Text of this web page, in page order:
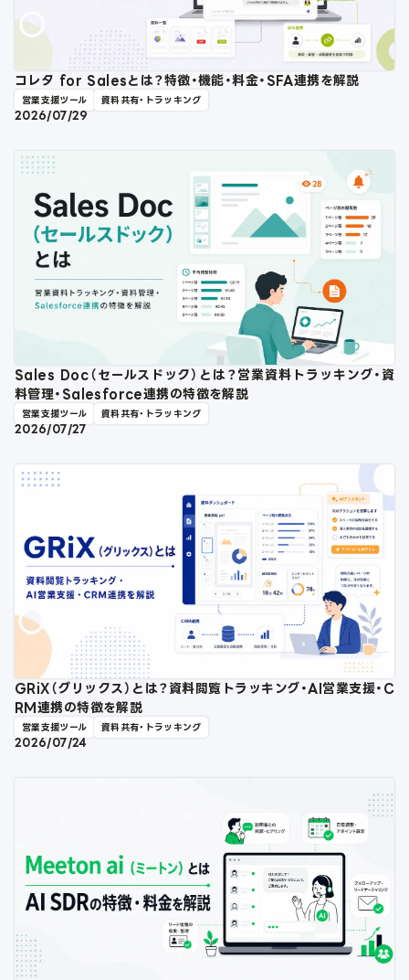
コレタ for Salesとは？特徴・機能・料金・SFA連携を解説
営業支援ツール 資料共有・トラッキング
2026/07/29
Sales Doc（セールスドック）とは？営業資料トラッキング・資
料管理・Salesforce連携の特徴を解説
営業支援ツール 資料共有・トラッキング
2026/07/27
GRiX（グリックス）とは？資料閲覧トラッキング・AI営業支援・C
RM連携の特徴を解説
営業支援ツール 資料共有・トラッキング
2026/07/24